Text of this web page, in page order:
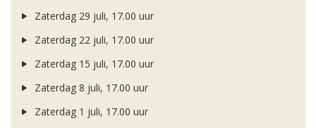
Zaterdag 29 juli, 17.00 uur
Zaterdag 22 juli, 17.00 uur
Zaterdag 15 juli, 17.00 uur
Zaterdag 8 juli, 17.00 uur
Zaterdag 1 juli, 17.00 uur